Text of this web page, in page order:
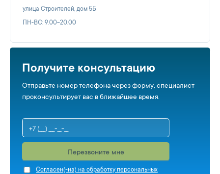
улица Строителей, дом 5Б
ПН-ВС: 9.00-20.00
Получите консультацию
Отправьте номер телефона через форму, специалист
проконсультирует вас в ближайшее время.
Перезвоните мне
Cогласен(-на) на обработку персональных